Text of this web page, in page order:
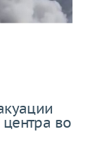
центра во